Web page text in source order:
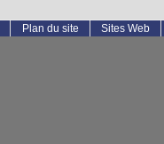
Plan du site Sites Web